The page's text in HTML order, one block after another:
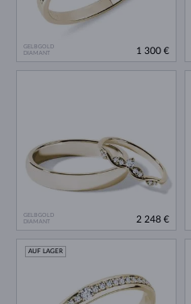
GELBGOLD
DIAMANT
1 300 €
GELBGOLD
DIAMANT
2 248 €
AUF LAGER